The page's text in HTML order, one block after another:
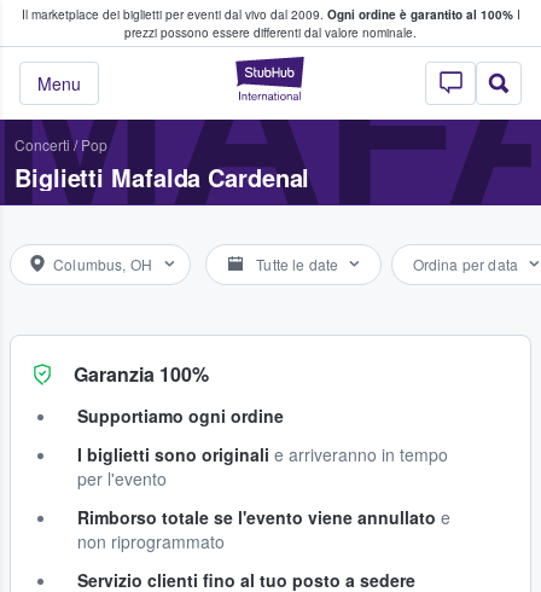
Il marketplace dei biglietti per eventi dal vivo dal 2009. Ogni ordine è garantito al 100%I
prezzi possono essere differenti dal valore nominale.
StubHub - Dove
Menu
fan comprano e vendono biglietti
Concerti / Pop
Biglietti Mafalda Cardenal
Columbus, OH Tutte le date Ordina per data
Garanzia 100%
Supportiamo ogni ordine
I biglietti sono originali e arriveranno in tempo
per l'evento
Rimborso totale se l'evento viene annullato e
non riprogrammato
Servizio clienti fino al tuo posto a sedere